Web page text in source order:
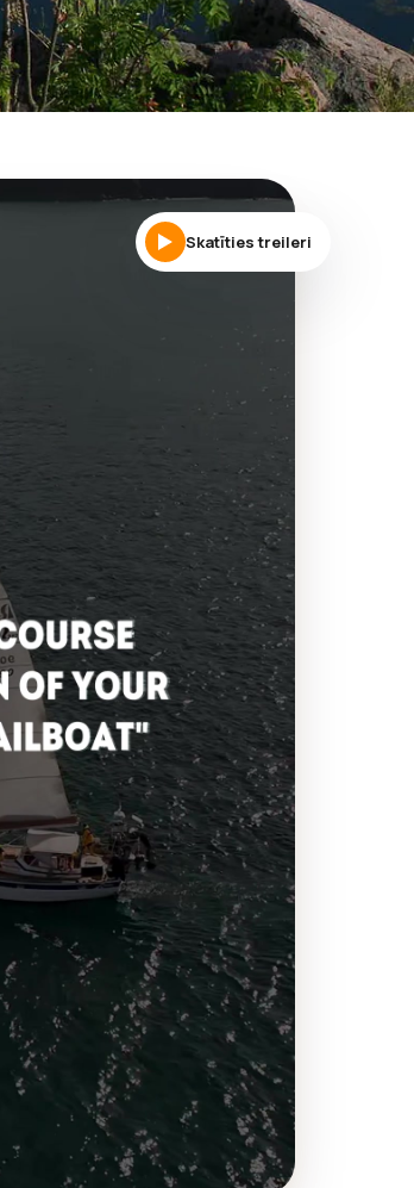
Skatīties treileri